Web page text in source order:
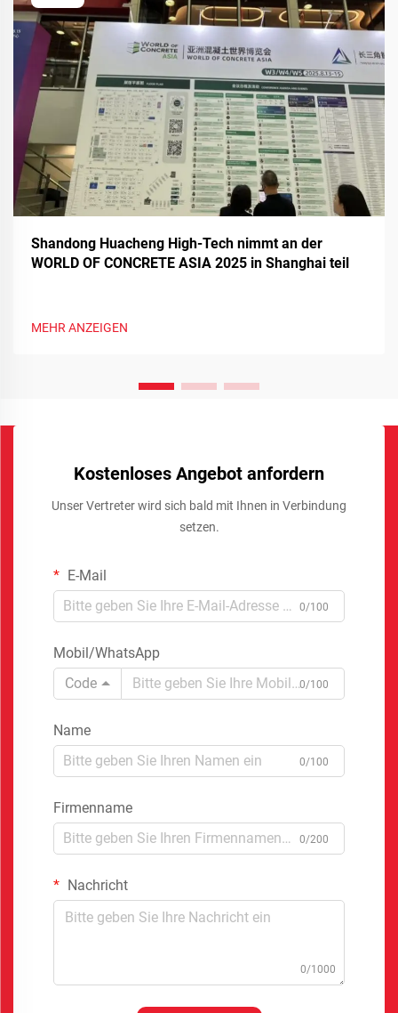
Shandong Huacheng High-Tech nimmt an der
WORLD OF CONCRETE ASIA 2025 in Shanghai teil
MEHR ANZEIGEN
Kostenloses Angebot anfordern
Unser Vertreter wird sich bald mit Ihnen in Verbindung
setzen.
E-Mail
0/100
Mobil/WhatsApp
Code
0/100
Name
0/100
Firmenname
0/200
Nachricht
0/1000